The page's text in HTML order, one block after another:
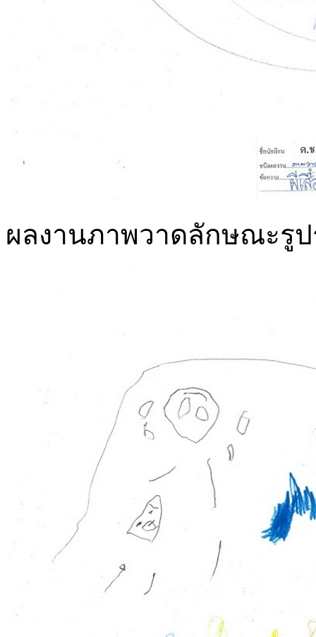
ผลงานภาพวาดลักษณะรูป